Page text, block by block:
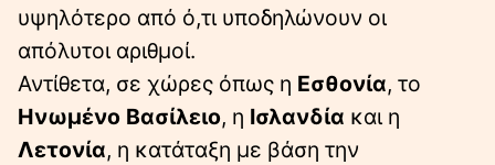
υψηλότερο από ό,τι υποδηλώνουν οι
απόλυτοι αριθμοί.
Αντίθετα, σε χώρες όπως η Εσθονία, το
Ηνωμένο Βασίλειο, η Ισλανδία και η
Λετονία, η κατάταξη με βάση την